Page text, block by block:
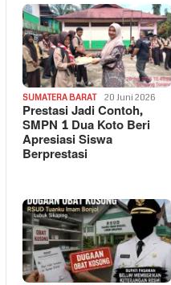
SUMATERA BARAT 20 Juni 2026
Prestasi Jadi Contoh,
SMPN 1 Dua Koto Beri
Apresiasi Siswa
Berprestasi